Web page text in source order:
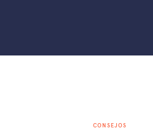
CONSEJOS